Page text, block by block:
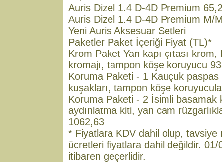
Auris Dizel 1.4 D-4D Premium
Auris Dizel 1.4 D-4D Premium M/
Yeni Auris Aksesuar Setleri
Paketler Paket İçeriği Fiyat (TL)*
Krom Paket Yan kapı çıtası
kromajı, tampon köşe koruyucu
Koruma Paketi - 1 Kauçuk paspas
kuşakları, tampon köşe
Koruma Paketi - 2 İsimli basamak
aydınlatma kiti, yan cam
1062,63
* Fiyatlara KDV dahil olup, tavsiye
ücretleri fiyatlara dahil değildir. 01/
itibaren geçerlidir.